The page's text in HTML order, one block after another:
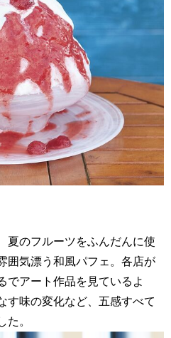
夏のフルーツをふんだんに使
囲気漂う和風パフェ。各店が
でアート作品を見ているよ
す味の変化など、五感すべて
た。